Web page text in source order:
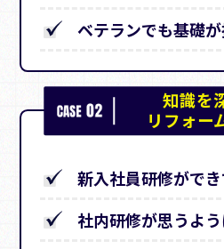
ベテランでも基礎
知識を
リフォー
新入社員研修がで
社内研修が思うよ